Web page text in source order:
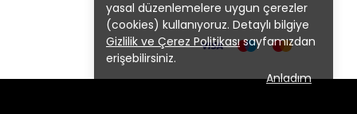
yasal düzenlemelere uygun çerezler
(cookies) kullanıyoruz. Detaylı bilgiye
Gizlilik ve Çerez Politikasısayfamızdan
erişebilirsiniz.
Anladım